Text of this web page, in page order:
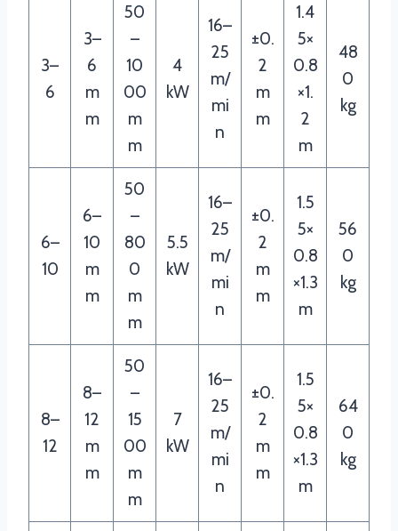
3–
6
3–
6
m
m
50
–
10
00
m
m
4
kW
16–
25
m/
mi
n
±0.
2
m
m
1.4
5×
0.8
×1.
2
m
48
0
kg
6–
10
6–
10
m
m
50
–
80
0
m
m
5.5
kW
16–
25
m/
mi
n
±0.
2
m
m
1.5
5×
0.8
×1.3
m
56
0
kg
8–
12
8–
12
m
m
50
–
15
00
m
m
7
kW
16–
25
m/
mi
n
±0.
2
m
m
1.5
5×
0.8
×1.3
m
64
0
kg